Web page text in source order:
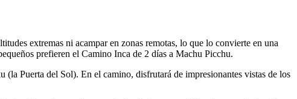
extremas ni acampar en zonas remotas, lo que lo convierte en una
prefieren el Camino Inca de 2 días a Machu Picchu.
Puerta del Sol). En el camino, disfrutará de impresionantes vistas de los